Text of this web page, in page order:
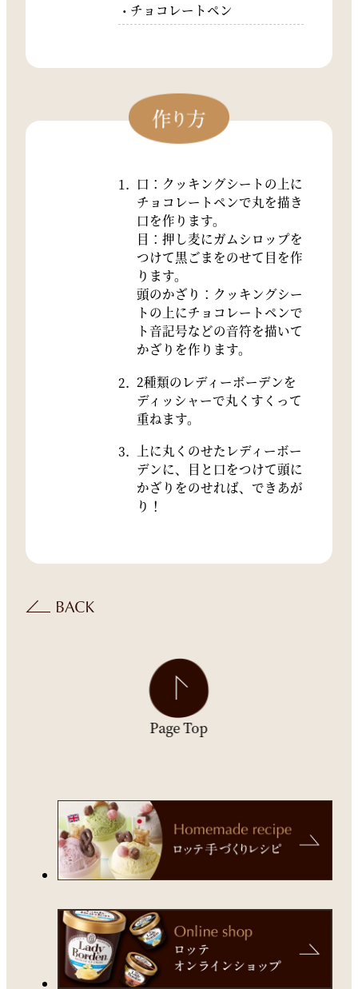
チョコレートペン
口：クッキングシートの上に
チョコレートペンで丸を描き
口を作ります。
目：押し麦にガムシロップを
つけて黒ごまをのせて目を作
ります。
頭のかざり：クッキングシー
トの上にチョコレートペンで
ト音記号などの音符を描いて
かざりを作ります。
2種類のレディーボーデンを
ディッシャーで丸くすくって
重ねます。
上に丸くのせたレディーボー
デンに、目と口をつけて頭に
かざりをのせれば、できあが
り！
Page Top